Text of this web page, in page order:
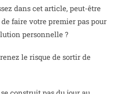
dans cet article, peut-être
faire votre premier pas pour
personnelle ?
le risque de sortir de